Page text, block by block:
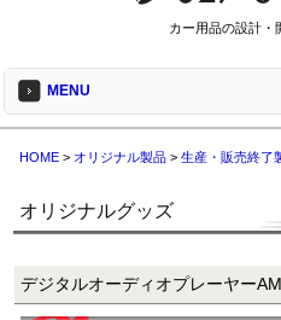
カー用品の設計・
MENU
HOME > オリジナル製品 >生産・販売終了
オリジナルグッズ
デジタルオーディオプレーヤー